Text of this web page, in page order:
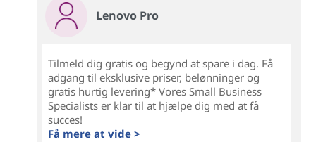
Lenovo Pro
Tilmeld dig gratis og begynd at spare i dag. Få
adgang til eksklusive priser, belønninger og
gratis hurtig levering* Vores Small Business
Specialists er klar til at hjælpe dig med at få
succes!
Få mere at vide >